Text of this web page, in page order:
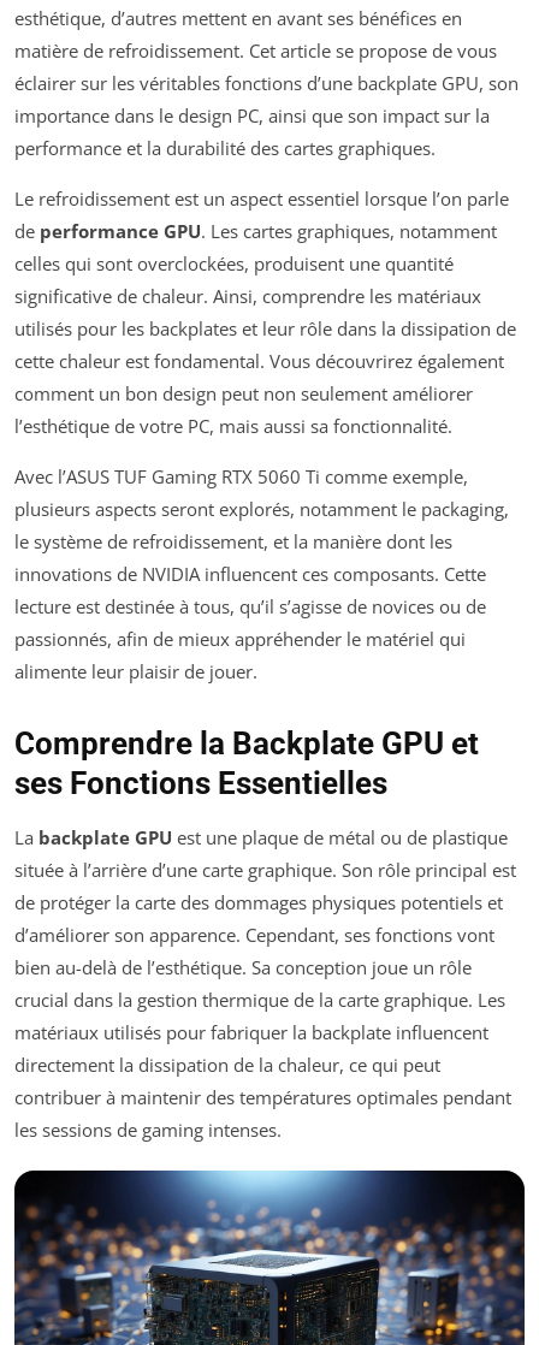
esthétique, d’autres mettent en avant ses bénéfices en
matière de refroidissement. Cet article se propose de vous
éclairer sur les véritables fonctions d’une backplate GPU, son
importance dans le design PC, ainsi que son impact sur la
performance et la durabilité des cartes graphiques.
Le refroidissement est un aspect essentiel lorsque l’on parle
de performance GPU. Les cartes graphiques, notamment
celles qui sont overclockées, produisent une quantité
significative de chaleur. Ainsi, comprendre les matériaux
utilisés pour les backplates et leur rôle dans la dissipation de
cette chaleur est fondamental. Vous découvrirez également
comment un bon design peut non seulement améliorer
l’esthétique de votre PC, mais aussi sa fonctionnalité.
Avec l’ASUS TUF Gaming RTX 5060 Ti comme exemple,
plusieurs aspects seront explorés, notamment le packaging,
le système de refroidissement, et la manière dont les
innovations de NVIDIA influencent ces composants. Cette
lecture est destinée à tous, qu’il s’agisse de novices ou de
passionnés, afin de mieux appréhender le matériel qui
alimente leur plaisir de jouer.
Comprendre la Backplate GPU et
ses Fonctions Essentielles
La backplate GPU est une plaque de métal ou de plastique
située à l’arrière d’une carte graphique. Son rôle principal est
de protéger la carte des dommages physiques potentiels et
d’améliorer son apparence. Cependant, ses fonctions vont
bien au-delà de l’esthétique. Sa conception joue un rôle
crucial dans la gestion thermique de la carte graphique. Les
matériaux utilisés pour fabriquer la backplate influencent
directement la dissipation de la chaleur, ce qui peut
contribuer à maintenir des températures optimales pendant
les sessions de gaming intenses.